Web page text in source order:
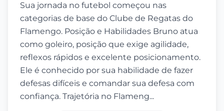
Sua jornada no futebol começou nas
categorias de base do Clube de Regatas do
Flamengo. Posição e Habilidades Bruno atua
como goleiro, posição que exige agilidade,
reflexos rápidos e excelente posicionamento.
Ele é conhecido por sua habilidade de fazer
defesas difíceis e comandar sua defesa com
confiança. Trajetória no Flameng...